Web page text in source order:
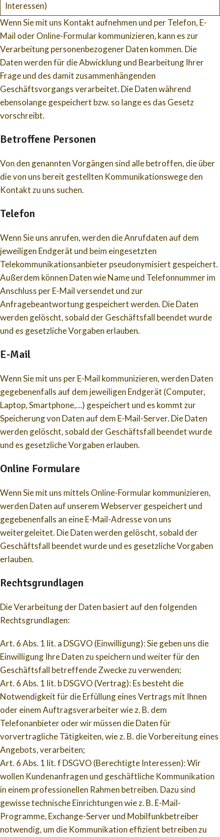
Interessen)
Wenn Sie mit uns Kontakt aufnehmen und per Telefon, E-
Mail oder Online-Formular kommunizieren, kann es zur
Verarbeitung personenbezogener Daten kommen. Die
Daten werden für die Abwicklung und Bearbeitung Ihrer
Frage und des damit zusammenhängenden
Geschäftsvorgangs verarbeitet. Die Daten während
ebensolange gespeichert bzw. so lange es das Gesetz
vorschreibt.
Betroffene Personen
Von den genannten Vorgängen sind alle betroffen, die über
die von uns bereit gestellten Kommunikationswege den
Kontakt zu uns suchen.
Telefon
Wenn Sie uns anrufen, werden die Anrufdaten auf dem
jeweiligen Endgerät und beim eingesetzten
Telekommunikationsanbieter pseudonymisiert gespeichert.
Außerdem können Daten wie Name und Telefonnummer im
Anschluss per E-Mail versendet und zur
Anfragebeantwortung gespeichert werden. Die Daten
werden gelöscht, sobald der Geschäftsfall beendet wurde
und es gesetzliche Vorgaben erlauben.
E-Mail
Wenn Sie mit uns per E-Mail kommunizieren, werden Daten
gegebenenfalls auf dem jeweiligen Endgerät (Computer,
Laptop, Smartphone,…) gespeichert und es kommt zur
Speicherung von Daten auf dem E-Mail-Server. Die Daten
werden gelöscht, sobald der Geschäftsfall beendet wurde
und es gesetzliche Vorgaben erlauben.
Online Formulare
Wenn Sie mit uns mittels Online-Formular kommunizieren,
werden Daten auf unserem Webserver gespeichert und
gegebenenfalls an eine E-Mail-Adresse von uns
weitergeleitet. Die Daten werden gelöscht, sobald der
Geschäftsfall beendet wurde und es gesetzliche Vorgaben
erlauben.
Rechtsgrundlagen
Die Verarbeitung der Daten basiert auf den folgenden
Rechtsgrundlagen:
Art. 6 Abs. 1 lit. a DSGVO (Einwilligung): Sie geben uns die
Einwilligung Ihre Daten zu speichern und weiter für den
Geschäftsfall betreffende Zwecke zu verwenden;
Art. 6 Abs. 1 lit. b DSGVO (Vertrag): Es besteht die
Notwendigkeit für die Erfüllung eines Vertrags mit Ihnen
oder einem Auftragsverarbeiter wie z. B. dem
Telefonanbieter oder wir müssen die Daten für
vorvertragliche Tätigkeiten, wie z. B. die Vorbereitung eines
Angebots, verarbeiten;
Art. 6 Abs. 1 lit. f DSGVO (Berechtigte Interessen): Wir
wollen Kundenanfragen und geschäftliche Kommunikation
in einem professionellen Rahmen betreiben. Dazu sind
gewisse technische Einrichtungen wie z. B. E-Mail-
Programme, Exchange-Server und Mobilfunkbetreiber
notwendig, um die Kommunikation effizient betreiben zu